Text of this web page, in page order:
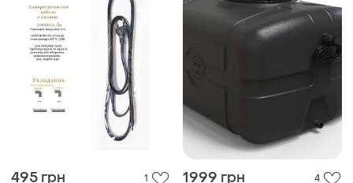
495 грн 1 1999 грн 4